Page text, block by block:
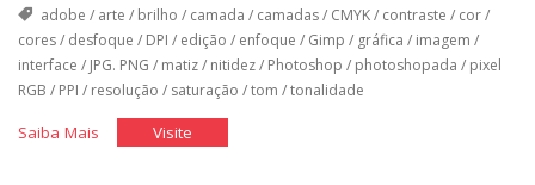
adobe / arte / brilho / camada / camadas/ CMYK/ contraste / cor/
cores/ desfoque / DPI / edição / enfoque / Gimp / gráfica / imagem /
interface / JPG. PNG / matiz/ nitidez/ Photoshop / photoshopada / pixel
RGB / PPI / resolução / saturação /tom /tonalidade
Saiba Mais"Edição Visite"Edição